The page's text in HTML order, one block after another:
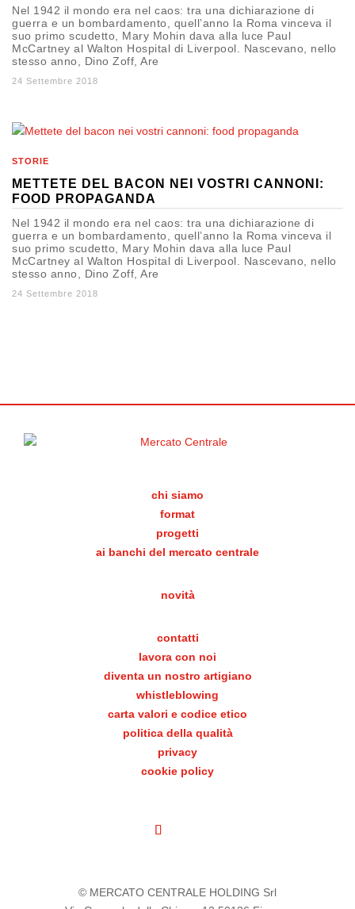
Nel 1942 il mondo era nel caos: tra una dichiarazione di
guerra e un bombardamento, quell’anno la Roma vinceva il
suo primo scudetto, Mary Mohin dava alla luce Paul
McCartney al Walton Hospital di Liverpool. Nascevano, nello
stesso anno, Dino Zoff, Are
24 Settembre 2018
STORIE
METTETE DEL BACON NEI VOSTRI CANNONI:
FOOD PROPAGANDA
Nel 1942 il mondo era nel caos: tra una dichiarazione di
guerra e un bombardamento, quell’anno la Roma vinceva il
suo primo scudetto, Mary Mohin dava alla luce Paul
McCartney al Walton Hospital di Liverpool. Nascevano, nello
stesso anno, Dino Zoff, Are
24 Settembre 2018
chi siamo
format
progetti
ai banchi del mercato centrale
novità
contatti
lavora con noi
diventa un nostro artigiano
whistleblowing
carta valori e codice etico
politica della qualità
privacy
cookie policy
© MERCATO CENTRALE HOLDING Srl